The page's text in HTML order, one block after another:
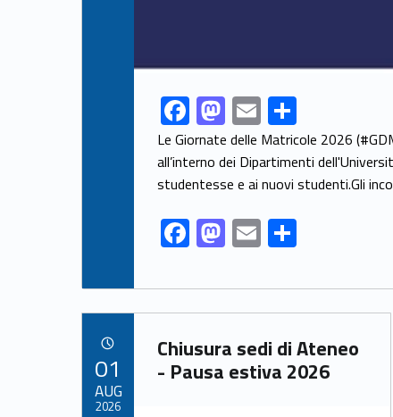
Link identifier share facebook archive #share-link-archive-28354F
ac
e
b
o
o
k
M
as
to
d
o
n
E
m
ai
l
S
h
ar
e
Le Giornate delle Matricole 2026
all’interno dei Dipartimenti
studentesse e ai nuovi studenti.Gli
F
ac
e
b
o
o
M
as
to
d
o
n
E
m
ai
l
S
ar
e
Link identifier archive #link-archive-20759
Chiusura sedi di Ateneo
- Pausa estiva 2026
01
AUG
2026